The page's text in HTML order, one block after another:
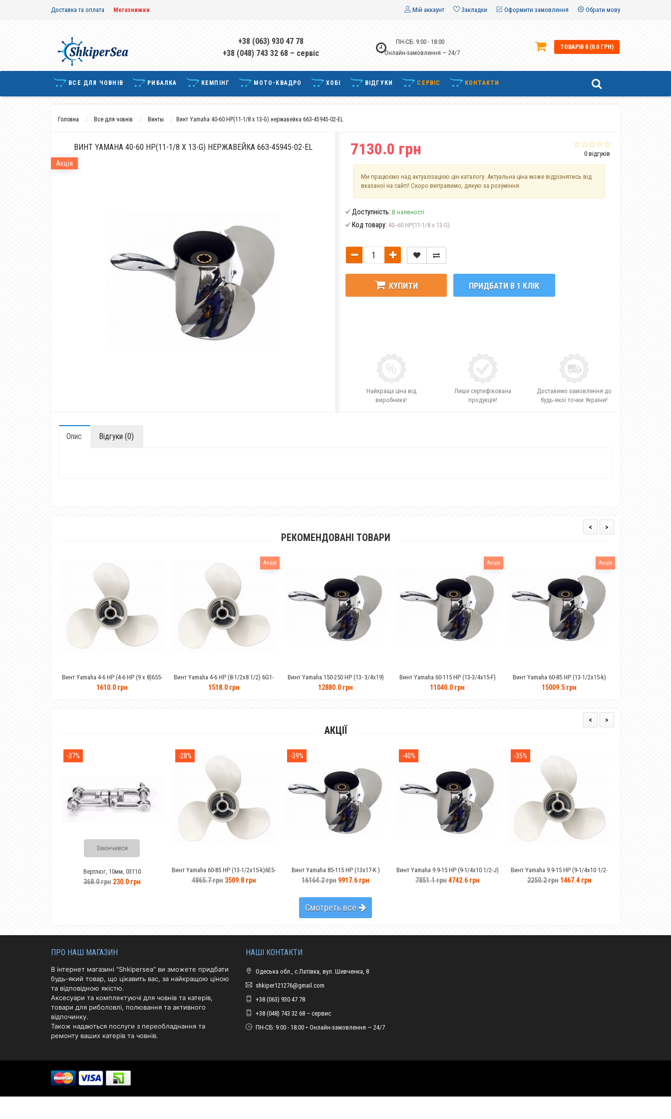
Доставка та оплата Мегазнижки Мій аккаунт Закладки Оформити замовлення Обрати мову
+38 (063) 930 47 78
+38 (048) 743 32 68 – сервіс
ПН-СБ: 9:00 - 18:00
• Онлайн-замовлення — 24/7
ТОВАРІВ 0 (0.0 ГРН)
ВСЕ ДЛЯ ЧОВНІВ РИБАЛКА КЕМПІНГ МОТО-КВАДРО ХОБІ ВІДГУКИ СЕРВІС КОНТАКТИ
Головна Все для човнів Винты Винт Yamaha 40-60 HP(11-1/8 x 13-G) нержавейка 663-45945-02-EL
Акція
ВИНТ YAMAHA 40-60 HP(11-1/8 X 13-G) НЕРЖАВЕЙКА 663-45945-02-EL
0 відгуків
7130.0 грн
Ми працюємо над актуалізацією цін каталогу. Актуальна ціна може відрізнятись від
вказаної на сайті! Скоро виправимо, дякую за розуміння.
Доступність: В наявності
Код товару: 40--60 HP(11-1/8 x 13-G)
КУПИТИ ПРИДБАТИ В 1 КЛІК
Найкраща ціна від
виробника!
Лише сертифікована
продукція!
Доставимо замовлення до
будь-якої точки України!
Опис Відгуки (0)
РЕКОМЕНДОВАНІ ТОВАРИ
Винт Yamaha 4-6 HP (4-6 HP (9 x 8)655-
Винт Yamaha 4-6 HP (8-1/2x8 1/2) 6G1-
Винт Yamaha 150-250 HP (13- 3/4x19)
нержавейка 6G5-45974-03-98
Винт Yamaha 60-115 HP (13-3/4x15-F)
нержавейка 688-45978-60-98
Винт Yamaha 60-85 HP (13-1/2x15-k)
нержавейка 6E5-45947-00-EL
Винт Yamaha 85-115 HP (13x17-K )
нержавейка 688-45930-02-98
< >
АКЦІЇ
Вертлюг, 10мм, 03110
230.0 грн
Винт Yamaha 60-85 HP (13-1/2x15-k)6E5-
45947-00-EL3509.8 грн
Винт Yamaha 85-115 HP (13x17-K )
нержавейка 688-45930-02-98
9917.6 грн
Винт Yamaha 9.9-15 HP (9-1/4x10 1/2-J)
нержавейка 683-45943-00-EL
4742.6 грн
Винт Yamaha 9.9-15 HP (9-1/4x10 1/2-
J)63V-45945-00-EL
1467.4 грн
Гелевый аккумулятор 90Ah Fisher
< >
Смотреть все
ПРО НАШ МАГАЗИН
В інтернет магазині "Shkipersea" ви зможете придбати
будь-який товар, що цікавить вас, за найкращою ціною
та відповідною якістю.
Аксесуари та комплектуючі для човнів та катерів,
товари для риболовлі, полювання та активного
відпочинку.
Також надаються послуги з переобладнання та
ремонту ваших катерів та човнів.
НАШІ КОНТАКТИ
Одеська обл., с.Латівка, вул. Шевченка, 8
shkiper121276@gmail.com
+38 (063) 930 47 78
+38 (048) 743 32 68 – сервис
ПН-СБ: 9:00 - 18:00 • Онлайн-замовлення — 24/7